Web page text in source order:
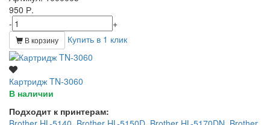
950 Р.
-
+
В корзину Купить в 1 клик
Картридж TN-3060
В наличии
Подходит к принтерам: